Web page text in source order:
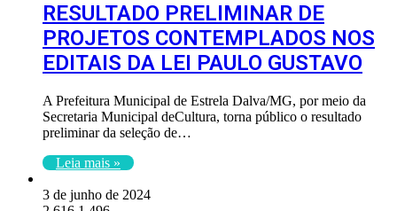
RESULTADO PRELIMINAR DE
PROJETOS CONTEMPLADOS NOS
EDITAIS DA LEI PAULO GUSTAVO
A Prefeitura Municipal de Estrela Dalva/MG, por meio da
Secretaria Municipal deCultura, torna público o resultado
preliminar da seleção de…
Leia mais »
3 de junho de 2024